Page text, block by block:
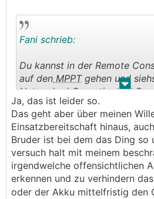
. .
Fani schrieb:
Du kannst in der Remote
auf den MPPTgehen und
Networked Operation die
sich hält
Das Problem ist, bei einer
müssten wir das eigentlich
neu angehen, und sogar die
Installation hinterfragen. Das
Rahmen.
Ja, das ist leider so.
Das geht aber über meinen
Einsatzbereitschaft hinaus,
Bruder ist bei dem das Ding so
versuch halt mit meinem
irgendwelche offensichtlichen
erkennen und zu verhindern
oder der Akku mittelfristig den